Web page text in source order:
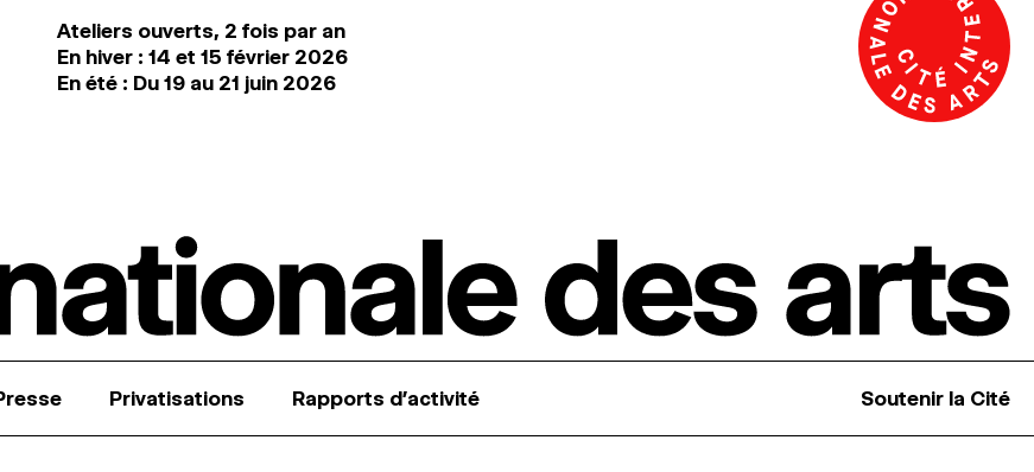
Ateliers ouverts, 2 fois par an
En hiver : 14 et 15 février 2026
En été : Du 19 au 21 juin 2026
Privatisations Rapports d’activité Soutenir la Cité